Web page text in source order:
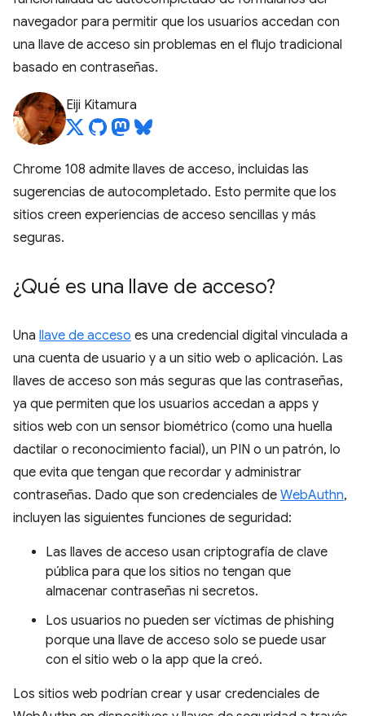
navegador para permitir que los usuarios accedan con
una llave de acceso sin problemas en el flujo tradicional
basado en contraseñas.
Eiji Kitamura
Chrome 108 admite llaves de acceso, incluidas las
sugerencias de autocompletado. Esto permite que los
sitios creen experiencias de acceso sencillas y más
seguras.
¿Qué es una llave de acceso?
Una llave de acceso es una credencial digital vinculada a
una cuenta de usuario y a un sitio web o aplicación. Las
llaves de acceso son más seguras que las contraseñas,
ya que permiten que los usuarios accedan a apps y
sitios web con un sensor biométrico (como una huella
dactilar o reconocimiento facial), un PIN o un patrón, lo
que evita que tengan que recordar y administrar
contraseñas. Dado que son credenciales de WebAuthn,
incluyen las siguientes funciones de seguridad:
Las llaves de acceso usan criptografía de clave
pública para que los sitios no tengan que
almacenar contraseñas ni secretos.
Los usuarios no pueden ser víctimas de phishing
porque una llave de acceso solo se puede usar
con el sitio web o la app que la creó.
Los sitios web podrían crear y usar credenciales de